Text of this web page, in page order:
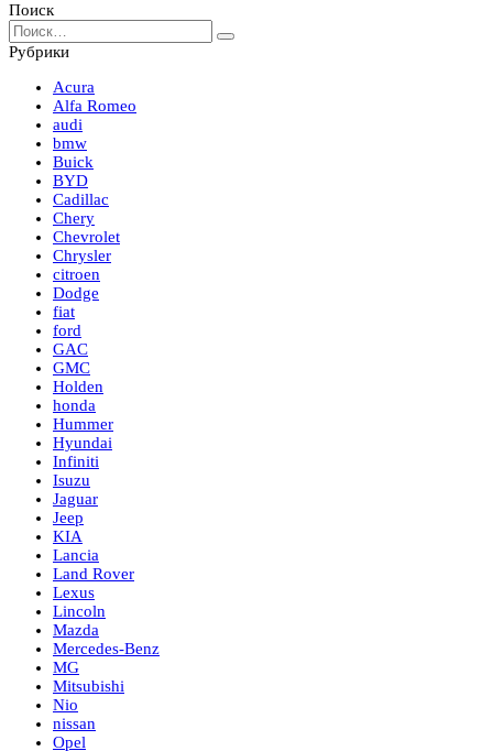
Поиск
Search
for:
Рубрики
Acura
Alfa Romeo
audi
bmw
Buick
BYD
Cadillac
Chery
Chevrolet
Chrysler
citroen
Dodge
fiat
ford
GAC
GMC
Holden
honda
Hummer
Hyundai
Infiniti
Isuzu
Jaguar
Jeep
KIA
Lancia
Land Rover
Lexus
Lincoln
Mazda
Mercedes-Benz
MG
Mitsubishi
Nio
nissan
Opel